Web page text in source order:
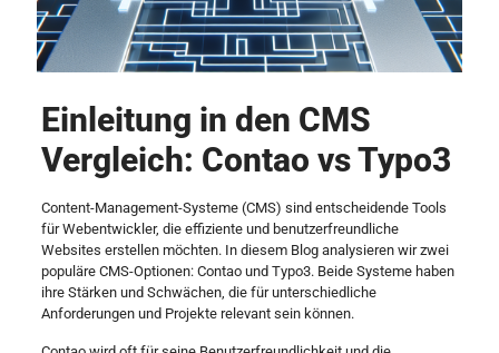
Einleitung in den CMS
Vergleich: Contao vs Typo3
Content-Management-Systeme (CMS) sind entscheidende Tools
für Webentwickler, die effiziente und benutzerfreundliche
Websites erstellen möchten. In diesem Blog analysieren wir zwei
populäre CMS-Optionen: Contao und Typo3. Beide Systeme haben
ihre Stärken und Schwächen, die für unterschiedliche
Anforderungen und Projekte relevant sein können.